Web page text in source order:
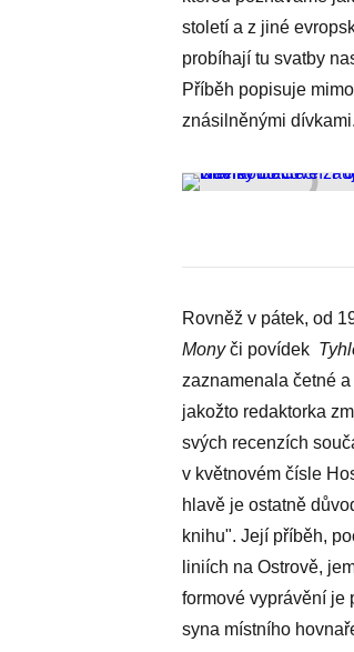
století a z jiné
probíhají tu svatby
Příběh popisuje
znásilněnými dívkami.
Rovněž v pátek, od
Monyči povídek
zaznamenala četné
jakožto redaktorka
svých recenzích
v květnovém čísle
hlavě je ostatně
knihu". Její příběh,
liniích na Ostrově,
formové vyprávění je
syna místního